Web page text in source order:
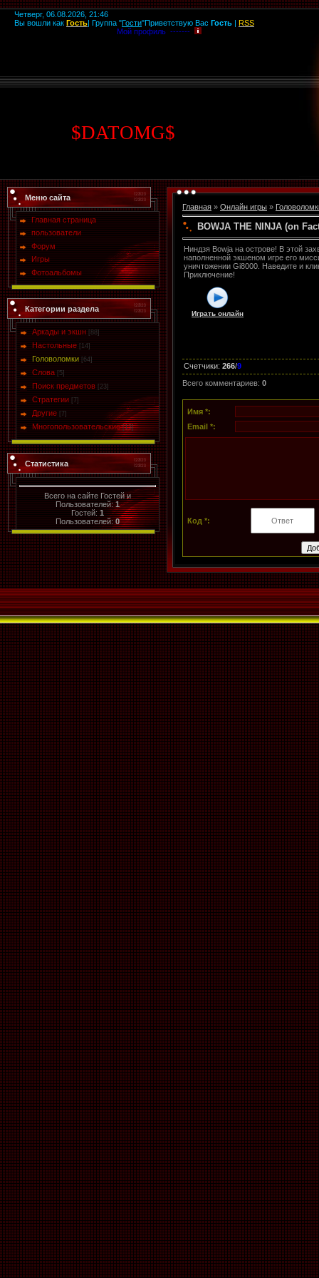
Четверг, 06.08.2026, 21:46
Вы вошли как Гость| Группа "Гости"Приветствую Вас Гость | RSS
Мой профиль -------
$DATOMG$
Меню сайта
Главная страница
пользователи
Форум
Игры
Фотоальбомы
Категории раздела
Аркады и экшн [88]
Настольные [14]
Головоломки [64]
Слова [5]
Поиск предметов [23]
Стратегии [7]
Другие [7]
Многопользовательские [13]
Статистика
Всего на сайте Гостей и
Пользователей:1
Гостей:1
Пользователей:0
Главная » Онлайн игры »
BOWJA THE NINJA (on
Ниндзя Bowja на острове! В этой
наполненной экшеном игре его
уничтожении Gi8000. Наведите и
Приключение!
Играть онлайн
Счетчики: 266/9
Всего комментариев: 0
Имя *:
Email *:
Код *: